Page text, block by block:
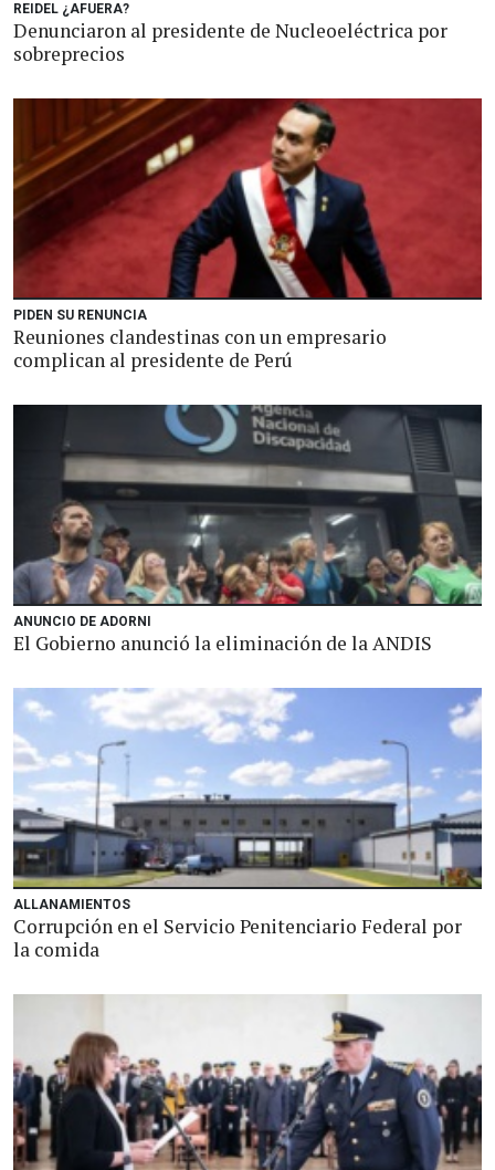
REIDEL ¿AFUERA?
Denunciaron al presidente de Nucleoeléctrica por
sobreprecios
PIDEN SU RENUNCIA
Reuniones clandestinas con un empresario
complican al presidente de Perú
ANUNCIO DE ADORNI
El Gobierno anunció la eliminación de la ANDIS
ALLANAMIENTOS
Corrupción en el Servicio Penitenciario Federal por
la comida